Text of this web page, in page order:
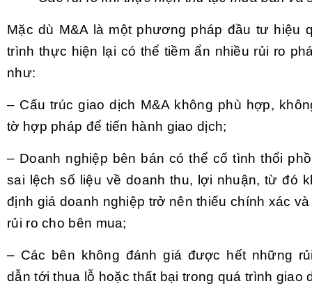
Mặc dù M&A là một phương pháp đầu tư hiệu
trình thực hiện lại có thể tiềm ẩn nhiều rủi ro
như:
– Cấu trúc giao dịch M&A không phù hợp,
tờ hợp pháp để tiến hành giao dịch;
– Doanh nghiệp bên bán có thể cố tình thổi
sai lệch số liệu về doanh thu, lợi nhuận, từ đó
định giá doanh nghiệp trở nên thiếu chính xác
rủi ro cho bên mua;
– Các bên không đánh giá được hết những
dẫn tới thua lỗ hoặc thất bại trong quá trình giao